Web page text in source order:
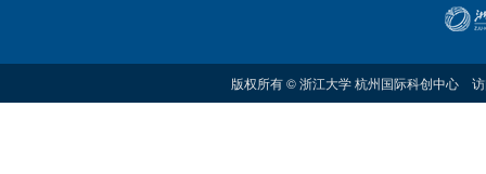
版权所有 © 浙江大学 杭州国际科创中心